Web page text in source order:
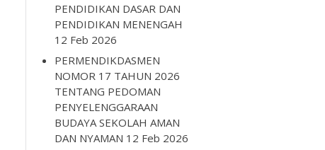
PENDIDIKAN DASAR DAN
PENDIDIKAN MENENGAH
12 Feb 2026
PERMENDIKDASMEN
NOMOR 17 TAHUN 2026
TENTANG PEDOMAN
PENYELENGGARAAN
BUDAYA SEKOLAH AMAN
DAN NYAMAN 12 Feb 2026